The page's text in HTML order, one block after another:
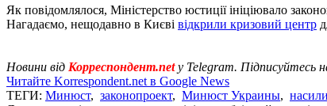
Як повідомлялося, Міністерство юстиції ініціювало
Нагадаємо, нещодавно в Києві відкрили кризовий центр
Новини від Корреспондент.net у Telegram. Підписуйтесь
Читайте Korrespondent.net в Google News
ТЕГИ: Минюст, законопроект, Минюст Украины,